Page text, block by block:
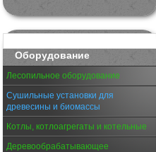
Оборудование
Лесопильное оборудование
Сушильные установки для
древесины и биомассы
Котлы, котлоагрегаты и котельные
Деревообрабатывающее